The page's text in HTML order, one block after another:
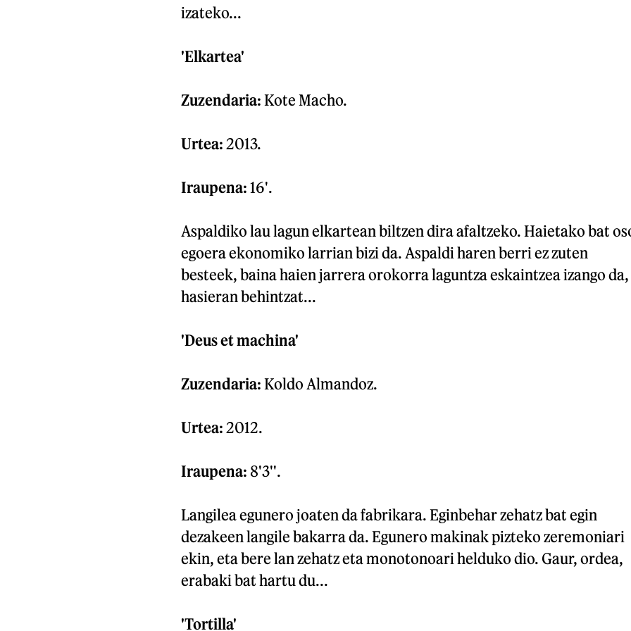
izateko...
'Elkartea'
Zuzendaria: Kote Macho.
Urtea: 2013.
Iraupena: 16'.
Aspaldiko lau lagun elkartean biltzen dira afaltzeko. Haietako bat
egoera ekonomiko larrian bizi da. Aspaldi haren berri ez zuten
besteek, baina haien jarrera orokorra laguntza eskaintzea izango da,
hasieran behintzat...
'Deus et machina'
Zuzendaria: Koldo Almandoz.
Urtea: 2012.
Iraupena: 8'3''.
Langilea egunero joaten da fabrikara. Eginbehar zehatz bat egin
dezakeen langile bakarra da. Egunero makinak pizteko zeremoniari
ekin, eta bere lan zehatz eta monotonoari helduko dio. Gaur, ordea,
erabaki bat hartu du...
'Tortilla'